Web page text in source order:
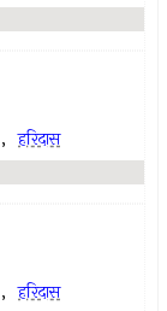
, हरिदास
, हरिदास